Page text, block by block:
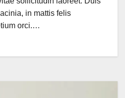
in mattis felis
orci.…